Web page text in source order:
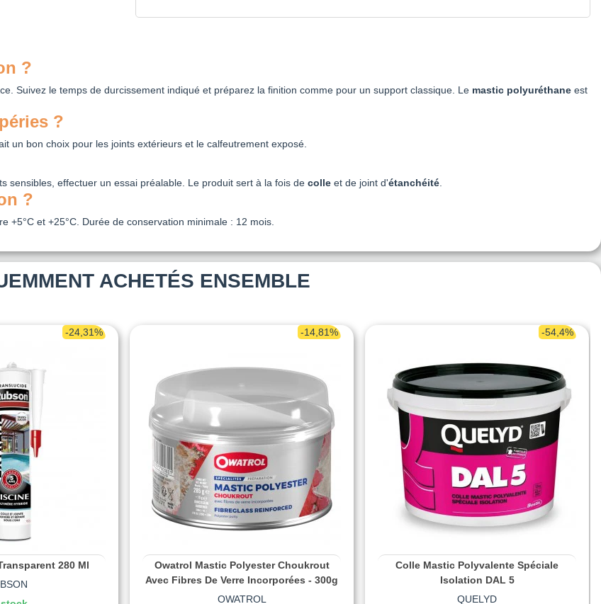
?
Suivez le temps de durcissement indiqué et préparez la finition comme pour un support classique. Le mastic polyuréthane est
?
un bon choix pour les joints extérieurs et le calfeutrement exposé.
sensibles, effectuer un essai préalable. Le produit sert à la fois de colle et de joint d'étanchéité.
?
+5°C et +25°C. Durée de conservation minimale : 12 mois.
ACHETÉS ENSEMBLE
-24,31%
280 Ml
-14,81%
Owatrol Mastic Polyester Choukrout
Avec Fibres De Verre Incorporées - 300g
OWATROL
-54,4%
Colle Mastic Polyvalente Spéciale
Isolation DAL 5
QUELYD